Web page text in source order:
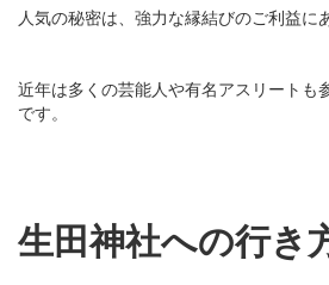
人気の秘密は、強力な縁結びのご利益に
近年は多くの芸能人や有名アスリートも
です。
生田神社への行き